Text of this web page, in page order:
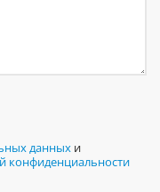
данных и
конфиденциальности